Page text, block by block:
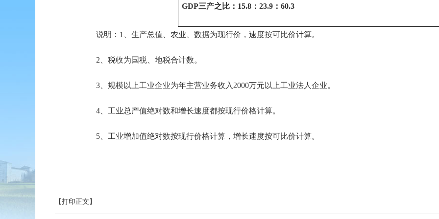
GDP三产之比： 15.8：23.9：60.3
说明：1、生产总值、农业、数据为现行价，速度按可比价计算。
2、税收为国税、地税合计数。
3、规模以上工业企业为年主营业务收入2000万元以上工业法人企业。
4、工业总产值绝对数和增长速度都按现行价格计算。
5、工业增加值绝对数按现行价格计算，增长速度按可比价计算。
【打印正文】